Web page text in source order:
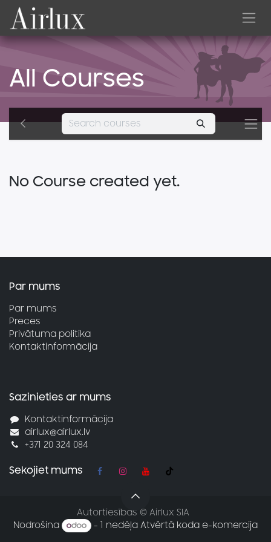
Skip to Content
All Courses
No Course created yet.
Par mums
Par mums
Preces
Privātuma politika
Kontaktinformācija
Sazinieties ar mums
Kontaktinformācija
airlux@airlux.lv
+371 20 324 084
Sekojiet mums
Autortiesības © Airlux SIA
Nodrošina
- 1 nedēļa Atvērtā koda e-komercija